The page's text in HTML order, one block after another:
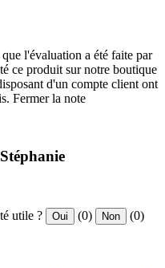
l'évaluation a été faite par
ce produit sur notre boutique
d'un compte client ont
Fermer la note
utile ? Oui (0) Non (0)